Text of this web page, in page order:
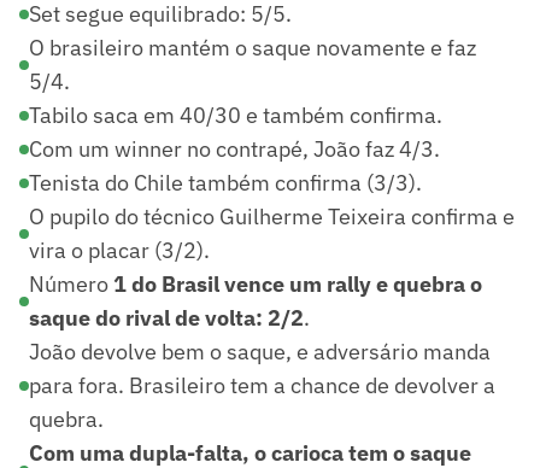
Set segue equilibrado: 5/5.
O brasileiro mantém o saque novamente e faz
5/4.
Tabilo saca em 40/30 e também confirma.
Com um winner no contrapé, João faz 4/3.
Tenista do Chile também confirma (3/3).
O pupilo do técnico Guilherme Teixeira confirma e
vira o placar (3/2).
Número 1 do Brasil vence um rally e quebra o
saque do rival de volta: 2/2.
João devolve bem o saque, e adversário manda
para fora. Brasileiro tem a chance de devolver a
quebra.
Com uma dupla-falta, o carioca tem o saque